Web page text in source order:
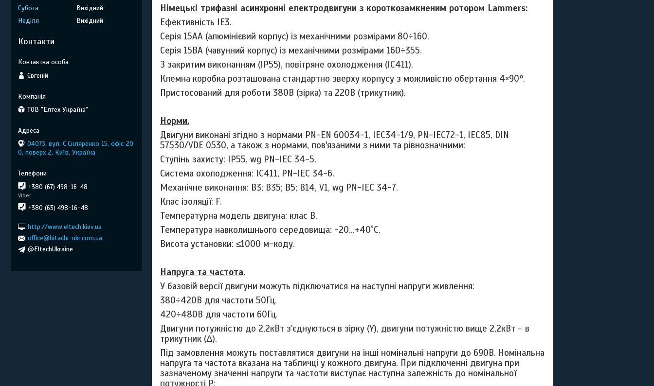
Німецькі трифазні асинхронні електродвигуни з короткозамкненим ротором Lammers:
Ефективність IE3.
Серія 15AA (алюмінієвий корпус) із механічними розмірами 80÷160.
Серія 15BA (чавунний корпус) із механічними розмірами 160÷355.
З закритим виконанням (IP55), повітряне охолодження (IC411).
Клемна коробка розташована стандартно зверху корпусу з можливістю обертання 4×90°.
Пристосований для роботи 380В (зірка) та 220В (трикутник).
Норми.
Двигуни виконані згідно з нормами PN-EN 60034-1, IEC34-1/9, PN-IEC72-1, IEC85, DIN
57530/VDE 0530, а також з нормами, пов'язаними з ними та рівнозначними:
Ступінь захисту: IP55, wg PN-IEC 34-5.
Система охолодження: IC411, PN-IEC 34-6.
Механічне виконання: B3; B35; B5; B14, V1, wg PN-IEC 34-7.
Клас ізоляції: F.
Температурна модель двигуна: клас B.
Температура навколишнього середовища: -20…+40˚C.
Висота установки: ≤1000 м-коду.
Напруга та частота.
У базовій версії двигуни можуть підключатися на наступні напруги живлення:
380÷420В для частоти 50Гц.
420÷480В для частоти 60Гц.
Двигуни потужністю до 2,2кВт з'єднуються в зірку (Y), двигуни потужністю вище 2,2кВт – в
трикутник (Δ).
Під замовлення можуть поставлятися двигуни на інші номінальні напруги до 690В. Номінальна
напруга та частота вказана на табличці у кожного двигуна. При підключенні двигуна при
зазначеному значенні напруги та частоти виступає наступна залежність до номінальної
потужності P:
Субота
Вихідний
Неділя
Вихідний
Контакти
Євгеній
ТОВ "Елтех Україна"
04073, вул. C.Скляренко 15, офіс 20
0, поверх 2, Київ, Україна
+380 (67) 498-16-48
Viber
+380 (63) 498-16-48
http://www.eltech.kiev.ua
office@hitachi-ukr.com.ua
@EltechUkraine